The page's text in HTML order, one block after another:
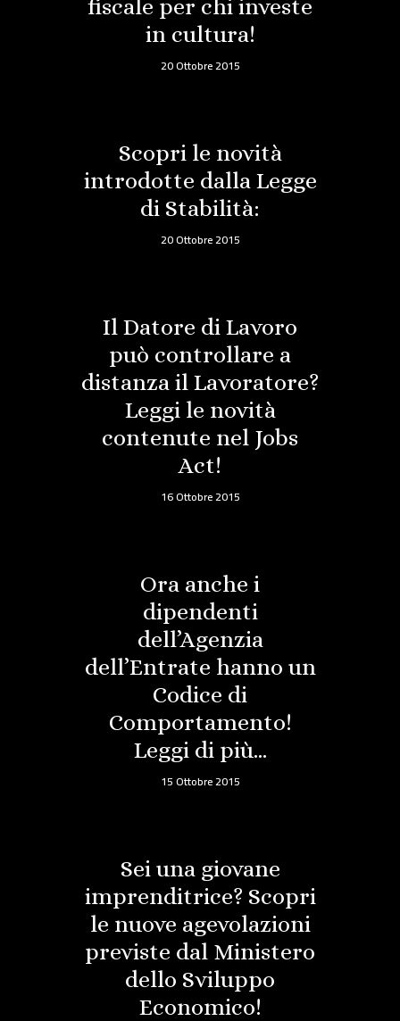
fiscale per chi investe
in cultura!
20 Ottobre 2015
Scopri le novità
introdotte dalla Legge
di Stabilità:
20 Ottobre 2015
Il Datore di Lavoro
può controllare a
distanza il Lavoratore?
Leggi le novità
contenute nel Jobs
Act!
16 Ottobre 2015
Ora anche i
dipendenti
dell’Agenzia
dell’Entrate hanno un
Codice di
Comportamento!
Leggi di più…
15 Ottobre 2015
Sei una giovane
imprenditrice? Scopri
le nuove agevolazioni
previste dal Ministero
dello Sviluppo
Economico!